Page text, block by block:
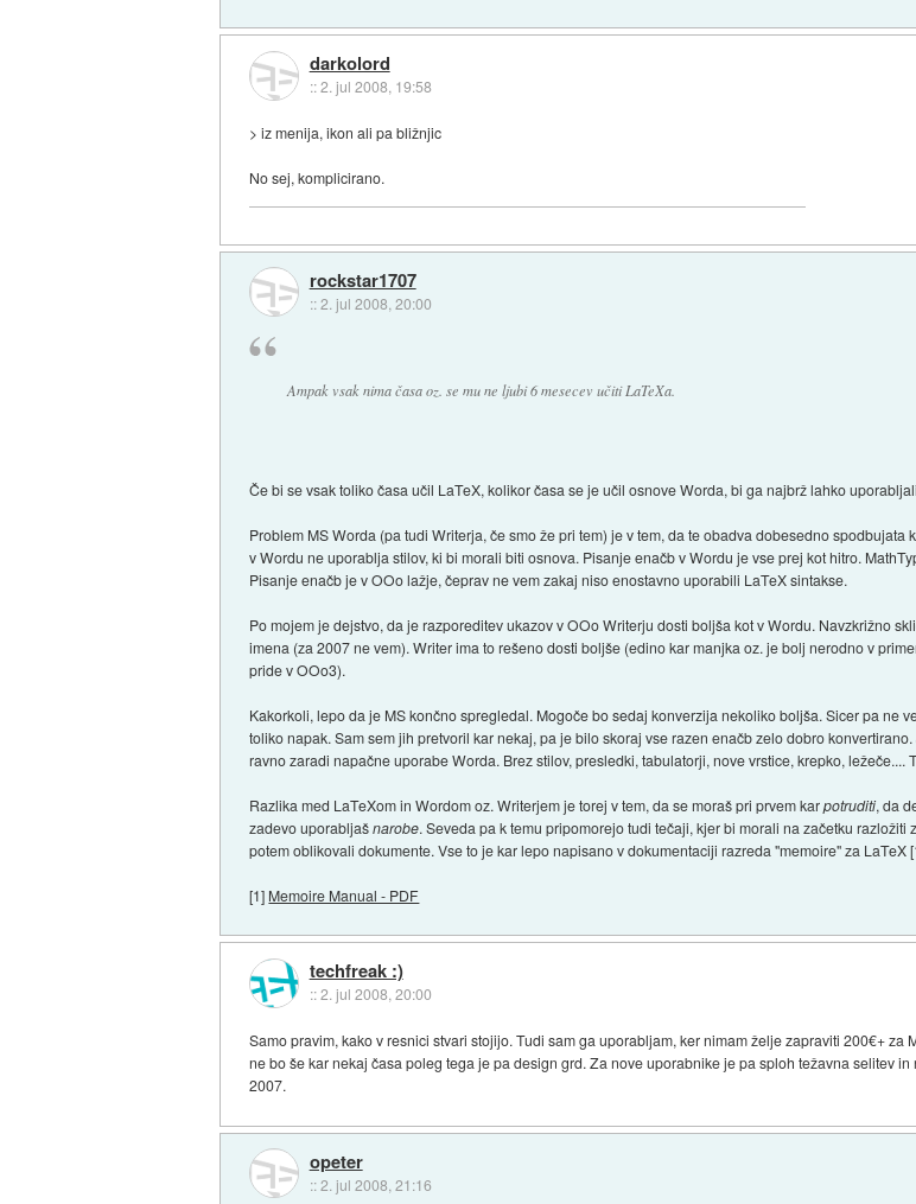
darkolord
::2. jul 2008, 19:58
> iz menija, ikon ali pa bližnjic
No sej, komplicirano.
rockstar1707
::2. jul 2008, 20:00
Ampak vsak nima časa oz. se mu ne ljubi 6 mesecev učiti LaTeXa.
Če bi se vsak toliko časa učil LaTeX, kolikor časa se je učil osnove Worda, bi ga najbrž lahko
Problem MS Worda (pa tudi Writerja, če smo že pri tem) je v tem, da te obadva dobesedno
v Wordu ne uporablja stilov, ki bi morali biti osnova. Pisanje enačb v Wordu je vse prej kot hitro.
Pisanje enačb je v OOo lažje, čeprav ne vem zakaj niso enostavno uporabili LaTeX sintakse.
Po mojem je dejstvo, da je razporeditev ukazov v OOo Writerju dosti boljša kot v Wordu. Navzkrižno
imena (za 2007 ne vem). Writer ima to rešeno dosti boljše (edino kar manjka oz. je bolj nerodno v
pride v OOo3).
Kakorkoli, lepo da je MS končno spregledal. Mogoče bo sedaj konverzija nekoliko boljša. Sicer pa ne
toliko napak. Sam sem jih pretvoril kar nekaj, pa je bilo skoraj vse razen enačb zelo dobro
ravno zaradi napačne uporabe Worda. Brez stilov, presledki, tabulatorji, nove vrstice, krepko, ležeče....
Razlika med LaTeXom in Wordom oz. Writerjem je torej v tem, da se moraš pri prvem karpotruditi, da
zadevo uporabljašnarobe. Seveda pa k temu pripomorejo tudi tečaji, kjer bi morali na začetku
potem oblikovali dokumente. Vse to je kar lepo napisano v dokumentaciji razreda "memoire" za LaTeX
[1] Memoire Manual - PDF
techfreak :)
::2. jul 2008, 20:00
Samo pravim, kako v resnici stvari stojijo. Tudi sam ga uporabljam, ker nimam želje zapraviti 200€+
ne bo še kar nekaj časa poleg tega je pa design grd. Za nove uporabnike je pa sploh težavna selitev
2007.
opeter
::2. jul 2008, 21:16